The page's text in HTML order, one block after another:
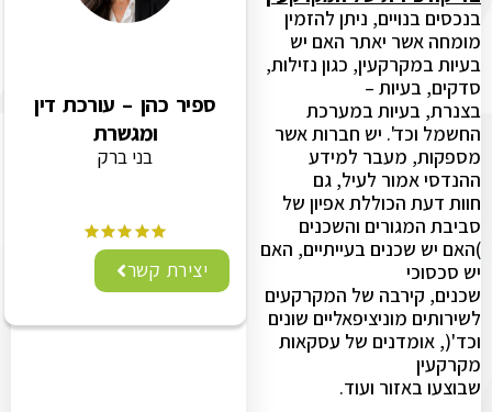
בנכסים בנויים, ניתן להזמין
מומחה אשר יאתר האם יש
בעיות במקרקעין, כגון נזילות,
סדקים, בעיות –
בצנרת, בעיות במערכת
החשמל וכד'. יש חברות אשר
מספקות, מעבר למידע
ההנדסי אמור לעיל, גם
חוות דעת הכוללת אפיון של
סביבת המגורים והשכנים
)האם יש שכנים בעייתיים, האם
יש סכסוכי
שכנים, קירבה של המקרקעים
לשירותים מוניציפאליים שונים
וכד'(, אומדנים של עסקאות
מקרקעין
שבוצעו באזור ועוד.
ספיר כהן – עורכת דין
ומגשרת
בני ברק
יצירת קשר